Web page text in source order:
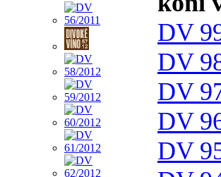
DV
DV
DV
DV
DV